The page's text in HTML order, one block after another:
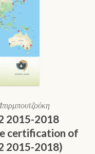
2015-2018
certification of
2015-2018)